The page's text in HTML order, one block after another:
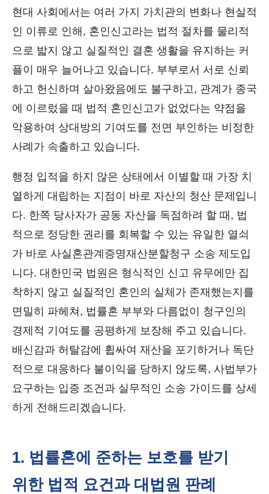
현대 사회에서는 여러 가지 가치관의 변화나 현실적
인 이류로 인해, 혼인신고라는 법적 절차를 물리적
으로 밟지 않고 실질적인 결혼 생활을 유지하는 커
플이 매우 늘어나고 있습니다. 부부로서 서로 신뢰
하고 헌신하며 살아왔음에도 불구하고, 관계가 종국
에 이르렀을 때 법적 혼인신고가 없었다는 약점을
악용하여 상대방의 기여도를 전면 부인하는 비정한
사례가 속출하고 있습니다.
행정 입적을 하지 않은 상태에서 이별할 때 가장 치
열하게 대립하는 지점이 바로 자산의 청산 문제입니
다. 한쪽 당사자가 공동 자산을 독점하려 할 때, 법
적으로 정당한 권리를 회복할 수 있는 유일한 열쇠
가 바로 사실혼관계증명재산분할청구 소송 제도입
니다. 대한민국 법원은 형식적인 신고 유무에만 집
착하지 않고 실질적인 혼인의 실체가 존재했는지를
면밀히 파헤쳐, 법률혼 부부와 다름없이 청구인의
경제적 기여도를 공평하게 보장해 주고 있습니다.
배신감과 허탈감에 휩싸여 재산을 포기하거나 독단
적으로 대응하다 불이익을 당하지 않도록, 사법부가
요구하는 입증 조건과 실무적인 소송 가이드를 상세
하게 전해드리겠습니다.
1. 법률혼에 준하는 보호를 받기
위한 법적 요건과 대법원 판례